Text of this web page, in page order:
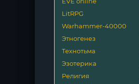
LitRPG
Warhammer-40000
Этногенез
Технотьма
Эзотерика
Религия